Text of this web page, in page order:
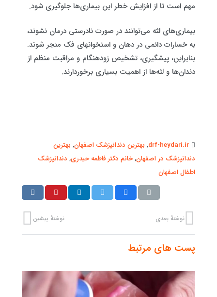
مهم است تا از افزایش خطر این بیماری‌ها جلوگیری شود.
بیماری‌های لثه می‌توانند در صورت نادرستی درمان نشوند،
به خسارات دائمی در دهان و استخوانهای فک منجر شوند.
بنابراین، پیشگیری، تشخیص زودهنگام و مراقبت منظم از
دندان‌ها و لثه‌ها از اهمیت بسیاری برخوردارند.
drf-heydari.ir
, بهترین دندانپزشک اصفهان, بهترین
دندانپزشک در اصفهان,خانم دکتر فاطمه حیدری, دندانپزشک
اطفال اصفهان
نوشتهٔ پیشین نوشتهٔ بعدی
پست های مرتبط